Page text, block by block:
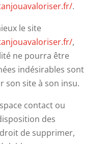
.
le site
,
ne pourra être
indésirables sont
son site à son insu.
contact ou
des
de supprimer,